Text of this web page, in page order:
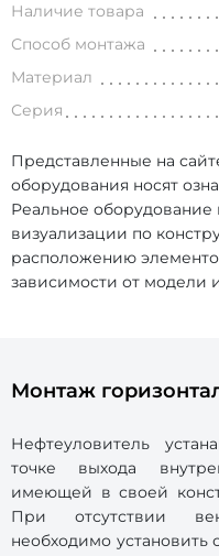
Наличие товара
Способ монтажа
Материал
Серия
Представленные на
оборудования носят
Реальное оборудование
визуализации по
расположению
зависимости от модели
Монтаж
Нефтеуловитель
точке выхода
имеющей в своей
При отсутствии
необходимо установить